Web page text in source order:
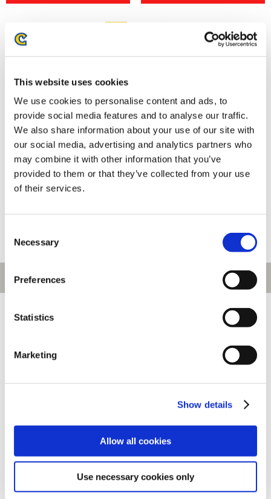
This website uses cookies
We use cookies to personalise content and ads, to
provide social media features and to analyse our traffic.
We also share information about your use of our site with
our social media, advertising and analytics partners who
may combine it with other information that you’ve
provided to them or that they’ve collected from your use
of their services.
Selection
Necessary
Preferences
Statistics
Marketing
Show details
Allow all cookies
Use necessary cookies only
プラグマタ アクリルスタンド
amiibo レウス【モンスターハン
ターストーリーズ3】（モンスタ
カテゴリ
ジャンル